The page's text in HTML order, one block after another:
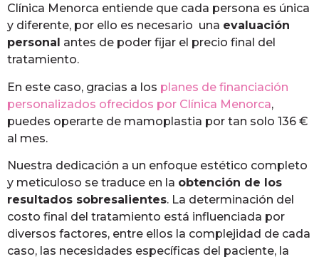
Clínica Menorca entiende que cada persona es única
y diferente, por ello es necesario una evaluación
personal antes de poder fijar el precio final del
tratamiento.
En este caso, gracias a los planes de financiación
personalizados ofrecidos por Clínica Menorca,
puedes operarte de mamoplastia por tan solo 136 €
al mes.
Nuestra dedicación a un enfoque estético completo
y meticuloso se traduce en la obtención de los
resultados sobresalientes. La determinación del
costo final del tratamiento está influenciada por
diversos factores, entre ellos la complejidad de cada
caso, las necesidades específicas del paciente, la